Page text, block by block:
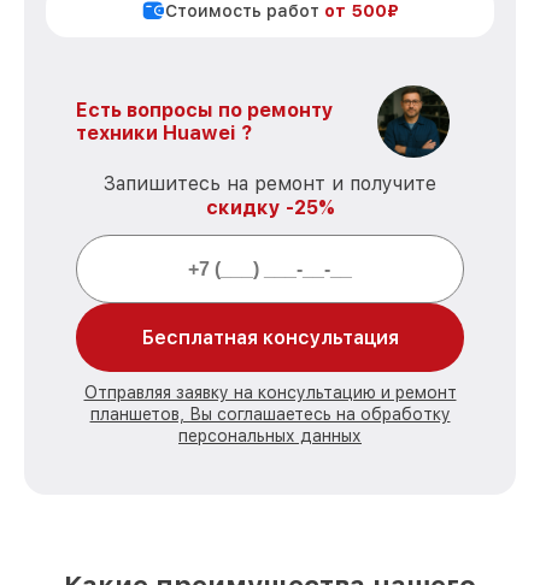
Стоимость работ от 500₽
Есть вопросы по ремонту
техники Huawei ?
Запишитесь на ремонт и получите
скидку -25%
Бесплатная консультация
Отправляя заявку на консультацию и ремонт
планшетов, Вы соглашаетесь на обработку
персональных данных